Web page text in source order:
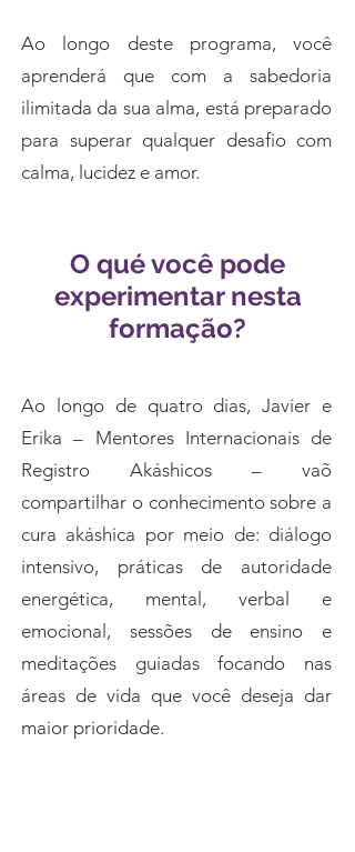
Ao longo deste programa, você
aprenderá que com a sabedoria
ilimitada da sua alma, está preparado
para superar qualquer desafio com
calma, lucidez e amor.
O qué você pode
experimentar nesta
formação?
Ao longo de quatro dias, Javier e
Erika – Mentores Internacionais de
Registro Akáshicos – vaõ
compartilhar o conhecimento sobre a
cura akáshica por meio de: diálogo
intensivo, práticas de autoridade
energética, mental, verbal e
emocional, sessões de ensino e
meditações guiadas focando nas
áreas de vida que você deseja dar
maior prioridade.